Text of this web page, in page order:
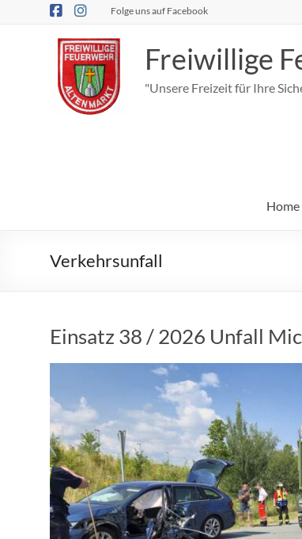
Folge uns auf Facebook
Freiwillige
"Unsere Freizeit für Ihre
Home
Verkehrsunfall
Einsatz 38 / 2026 Unfall